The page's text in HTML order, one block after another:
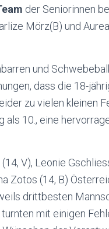
der Seniorinnen
Mörz(B) und
und
dass die 18-
zu vielen kleinen
als 10., eine
V), Leonie
Zotos (14, B)
drittbesten
mit einigen